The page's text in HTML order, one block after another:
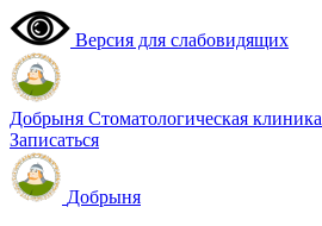
Версия для слабовидящих
Добрыня Стоматологическая клиника
Записаться
Добрыня